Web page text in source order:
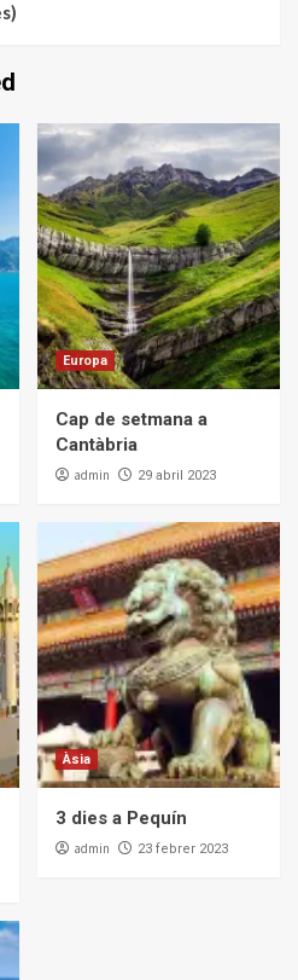
Europa
Cap de setmana a
Cantàbria
admin 29 abril 2023
Àsia
3 dies a Pequín
admin 23 febrer 2023